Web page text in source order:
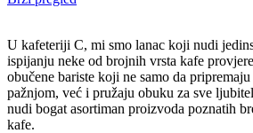
U kafeteriji C, mi smo lanac koji nudi
ispijanju neke od brojnih vrsta kafe
obučene bariste koji ne samo da
pažnjom, već i pružaju obuku za sve
nudi bogat asortiman proizvoda poznatih
kafe.